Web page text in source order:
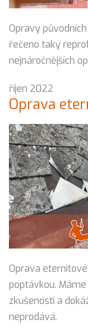
Opravy
řečeno taky
nejnáročnějších
říjen 2022
Oprava
Oprava
poptávkou.
zkušenosti a
neprodává.